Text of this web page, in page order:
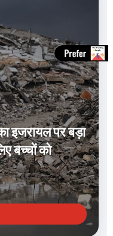
1 से 12 महीने
लिक्विड फंड